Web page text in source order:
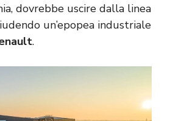
dovrebbe uscire dalla linea
un’epopea industriale
.